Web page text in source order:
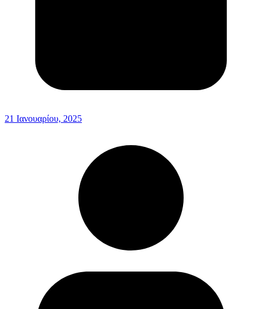
21 Ιανουαρίου, 2025